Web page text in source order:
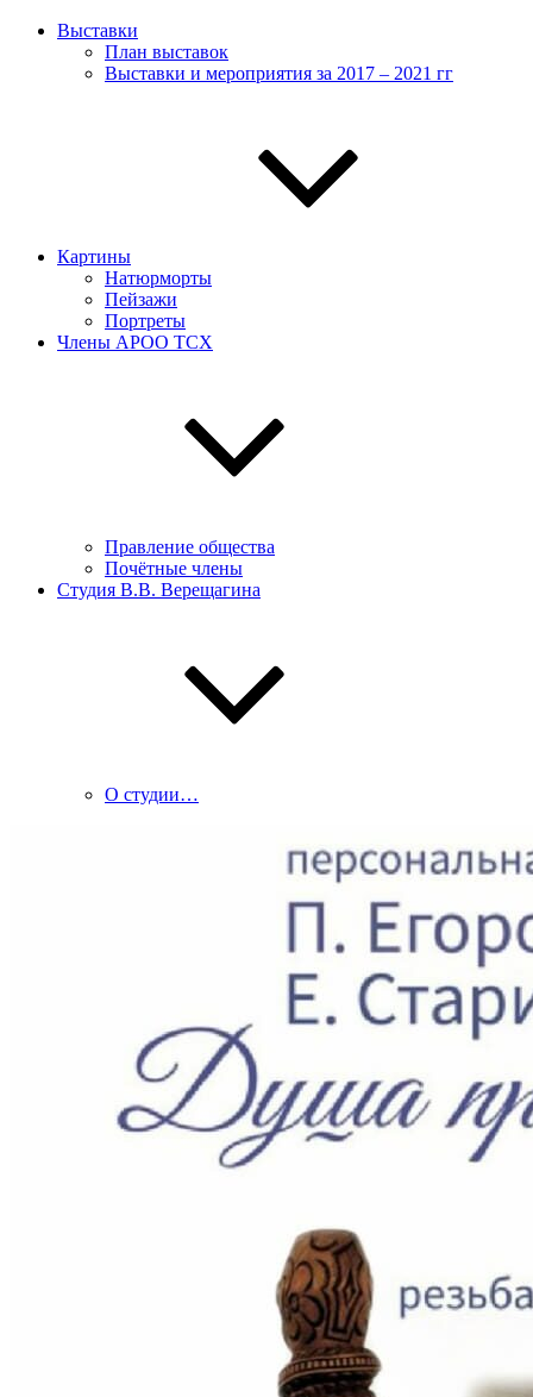
Выставки
План выставок
Выставки и мероприятия за 2017 – 2021 гг
Картины
Натюрморты
Пейзажи
Портреты
Члены АРОО ТСХ
Правление общества
Почётные члены
Студия В.В. Верещагина
О студии…